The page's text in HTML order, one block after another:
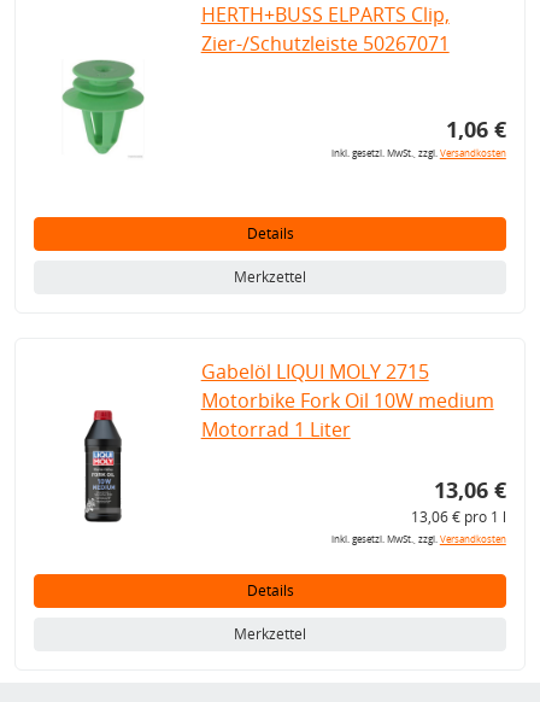
HERTH+BUSS ELPARTS Clip,
Zier-/Schutzleiste 50267071
1,06 €
inkl. gesetzl. MwSt., zzgl.Versandkosten
Details
Merkzettel
Gabelöl LIQUI MOLY 2715
Motorbike Fork Oil 10W medium
Motorrad 1 Liter
13,06 €
13,06 € pro 1 l
inkl. gesetzl. MwSt., zzgl.Versandkosten
Details
Merkzettel